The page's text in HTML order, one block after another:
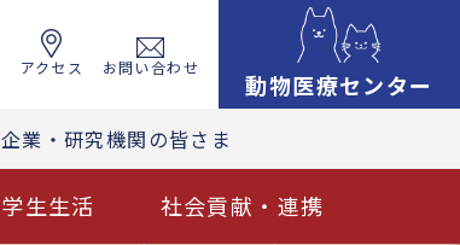
アクセス お問い合わせ
動物医療センター
企業・研究機関の皆さま
学生生活 社会貢献・連携